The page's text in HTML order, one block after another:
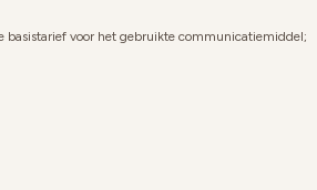
basistarief voor het gebruikte communicatiemiddel;